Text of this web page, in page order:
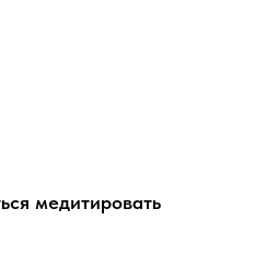
медитировать